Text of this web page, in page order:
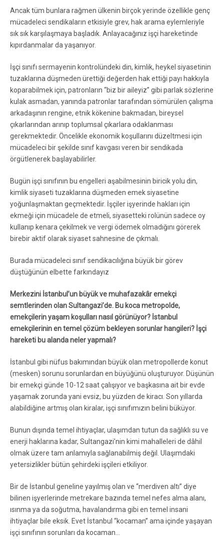
Ancak tüm bunlara rağmen ülkenin birçok yerinde özellikle genç
mücadeleci sendikaların etkisiyle grev, hak arama eylemleriyle
sık sık karşılaşmaya başladık. Anlayacağınız işçi hareketinde
kıpırdanmalar da yaşanıyor.
İşçi sınıfı sermayenin kontrolündeki din, kimlik, heykel siyasetinin
tuzaklarına düşmeden ürettiği değerden hak ettiği payı hakkıyla
koparabilmek için, patronların “biz bir aileyiz” gibi parlak sözlerine
kulak asmadan, yanında patronlar tarafından sömürülen çalışma
arkadaşının rengine, etnik kökenine bakmadan, bireysel
çıkarlarından arınıp toplumsal çıkarlara odaklanması
gerekmektedir. Öncelikle ekonomik koşullarını düzeltmesi için
mücadeleci bir şekilde sınıf kavgası veren bir sendikada
örgütlenerek başlayabilirler.
Bugün işçi sınıfının bu engelleri aşabilmesinin biricik yolu din,
kimlik siyaseti tuzaklarına düşmeden emek siyasetine
yoğunlaşmaktan geçmektedir. İşçiler işyerinde hakları için
ekmeği için mücadele de etmeli, siyasetteki rolünün sadece oy
kullanıp kenara çekilmek ve vergi ödemek olmadığını görerek
birebir aktif olarak siyaset sahnesine de çıkmalı.
Burada mücadeleci sınıf sendikacılığına büyük bir görev
düştüğünün elbette farkındayız
Merkezini İstanbul’un büyük ve muhafazakâr emekçi
semtlerinden olan Sultangazi’de. Bu koca metropolde,
emekçilerin yaşam koşulları nasıl görünüyor? İstanbul
emekçilerinin en temel çözüm bekleyen sorunlar hangileri? İşçi
hareketi bu alanda neler yapmalı?
İstanbul gibi nüfus bakımından büyük olan metropollerde konut
(mesken) sorunu sorunlardan en büyüğünü oluşturuyor. Düşünün
bir emekçi günde 10-12 saat çalışıyor ve başkasına ait bir evde
yaşamak zorunda yani evsiz, bu yüzden de kiracı. Son yıllarda
alabildiğine artmış olan kiralar, işçi sınıfımızın belini büküyor.
Bunun dışında temel ihtiyaçlar, ulaşımdan tutun da sağlıklı su ve
enerji haklarına kadar, Sultangazi’nin kimi mahalleleri de dâhil
olmak üzere tam anlamıyla sağlanabilmiş değil. Ulaşımdaki
yetersizlikler bütün şehirdeki işçileri etkiliyor.
Bir de İstanbul geneline yayılmış olan ve “merdiven altı” diye
bilinen işyerlerinde metrekare bazında temel nefes alma alanı,
ısınma ya da soğutma, havalandırma gibi en temel insani
ihtiyaçlar bile eksik. Evet İstanbul “kocaman” ama içinde yaşayan
işçi sınıfının sorunları da kocaman…